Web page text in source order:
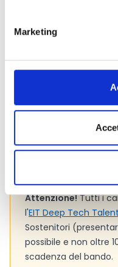
Marketing
Le domande
Scopri di più sul
Sessione
Call Matchmaking
Sessione di
CET.
Attenzione!Tutti i
l'EIT Deep Tech
Sostenitori
possibile e non oltre
scadenza del bando.